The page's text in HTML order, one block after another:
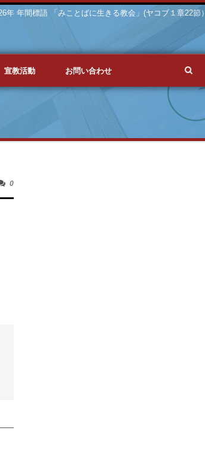
年 年間標語 「みことばに生きる教会」(ヤコブ１章22節）
宣教活動 お問い合わせ
0